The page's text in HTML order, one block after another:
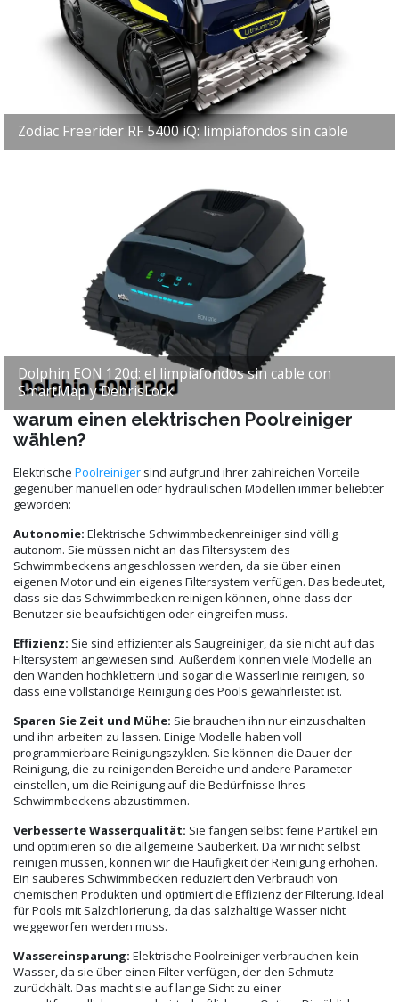
Zodiac Freerider RF 5400 iQ: limpiafondos sin cable
Dolphin EON 120d: el limpiafondos sin cable con
SmartMap y DebrisLock
warum einen elektrischen Poolreiniger
wählen?
Elektrische Poolreiniger sind aufgrund ihrer zahlreichen Vorteile
gegenüber manuellen oder hydraulischen Modellen immer beliebter
geworden:
Autonomie: Elektrische Schwimmbeckenreiniger sind völlig
autonom. Sie müssen nicht an das Filtersystem des
Schwimmbeckens angeschlossen werden, da sie über einen
eigenen Motor und ein eigenes Filtersystem verfügen. Das bedeutet,
dass sie das Schwimmbecken reinigen können, ohne dass der
Benutzer sie beaufsichtigen oder eingreifen muss.
Effizienz: Sie sind effizienter als Saugreiniger, da sie nicht auf das
Filtersystem angewiesen sind. Außerdem können viele Modelle an
den Wänden hochklettern und sogar die Wasserlinie reinigen, so
dass eine vollständige Reinigung des Pools gewährleistet ist.
Sparen Sie Zeit und Mühe: Sie brauchen ihn nur einzuschalten
und ihn arbeiten zu lassen. Einige Modelle haben voll
programmierbare Reinigungszyklen. Sie können die Dauer der
Reinigung, die zu reinigenden Bereiche und andere Parameter
einstellen, um die Reinigung auf die Bedürfnisse Ihres
Schwimmbeckens abzustimmen.
Verbesserte Wasserqualität: Sie fangen selbst feine Partikel ein
und optimieren so die allgemeine Sauberkeit. Da wir nicht selbst
reinigen müssen, können wir die Häufigkeit der Reinigung erhöhen.
Ein sauberes Schwimmbecken reduziert den Verbrauch von
chemischen Produkten und optimiert die Effizienz der Filterung. Ideal
für Pools mit Salzchlorierung, da das salzhaltige Wasser nicht
weggeworfen werden muss.
Wassereinsparung: Elektrische Poolreiniger verbrauchen kein
Wasser, da sie über einen Filter verfügen, der den Schmutz
zurückhält. Das macht sie auf lange Sicht zu einer